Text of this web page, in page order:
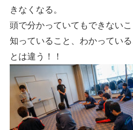
きなくなる。
頭で分かっていてもできないこ
知っていること、わかってい
とは違う！！